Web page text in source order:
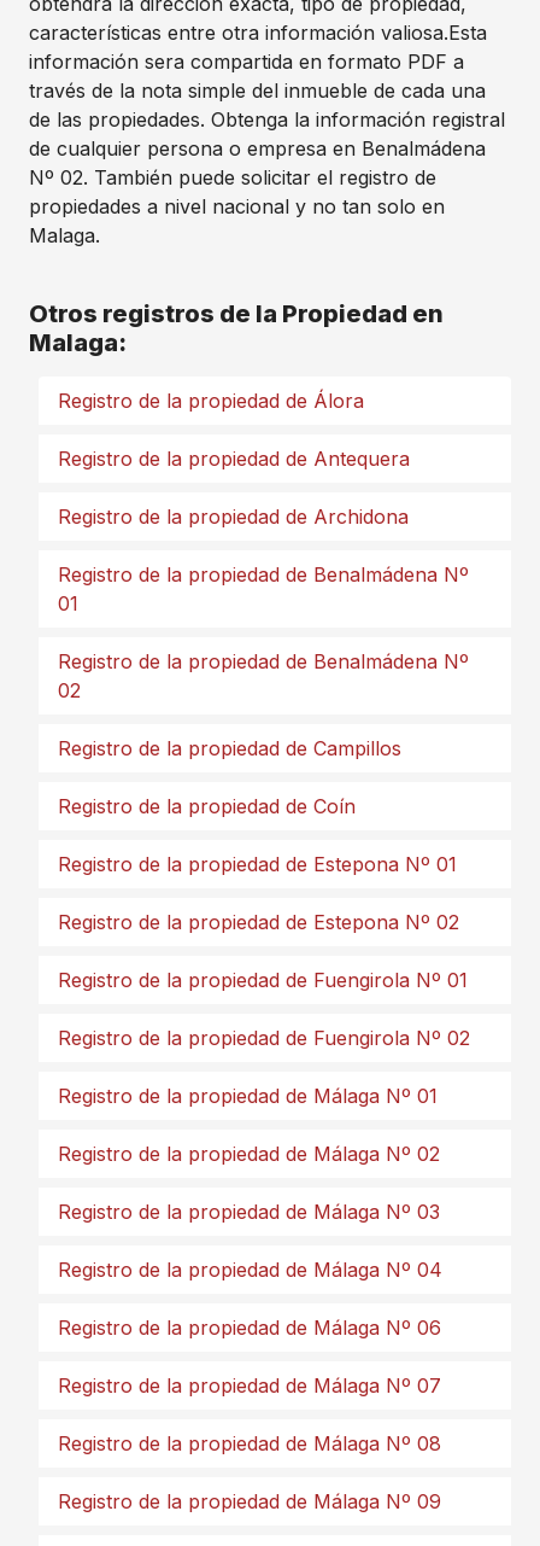
características entre otra información valiosa.Esta
información sera compartida en formato PDF a
través de la nota simple del inmueble de cada una
de las propiedades. Obtenga la información registral
de cualquier persona o empresa en Benalmádena
Nº 02. También puede solicitar el registro de
propiedades a nivel nacional y no tan solo en
Malaga.
Otros registros de la Propiedad en
Malaga:
Registro de la propiedad de Álora
Registro de la propiedad de Antequera
Registro de la propiedad de Archidona
Registro de la propiedad de Benalmádena Nº
01
Registro de la propiedad de Benalmádena Nº
02
Registro de la propiedad de Campillos
Registro de la propiedad de Coín
Registro de la propiedad de Estepona Nº 01
Registro de la propiedad de Estepona Nº 02
Registro de la propiedad de Fuengirola Nº 01
Registro de la propiedad de Fuengirola Nº 02
Registro de la propiedad de Málaga Nº 01
Registro de la propiedad de Málaga Nº 02
Registro de la propiedad de Málaga Nº 03
Registro de la propiedad de Málaga Nº 04
Registro de la propiedad de Málaga Nº 06
Registro de la propiedad de Málaga Nº 07
Registro de la propiedad de Málaga Nº 08
Registro de la propiedad de Málaga Nº 09